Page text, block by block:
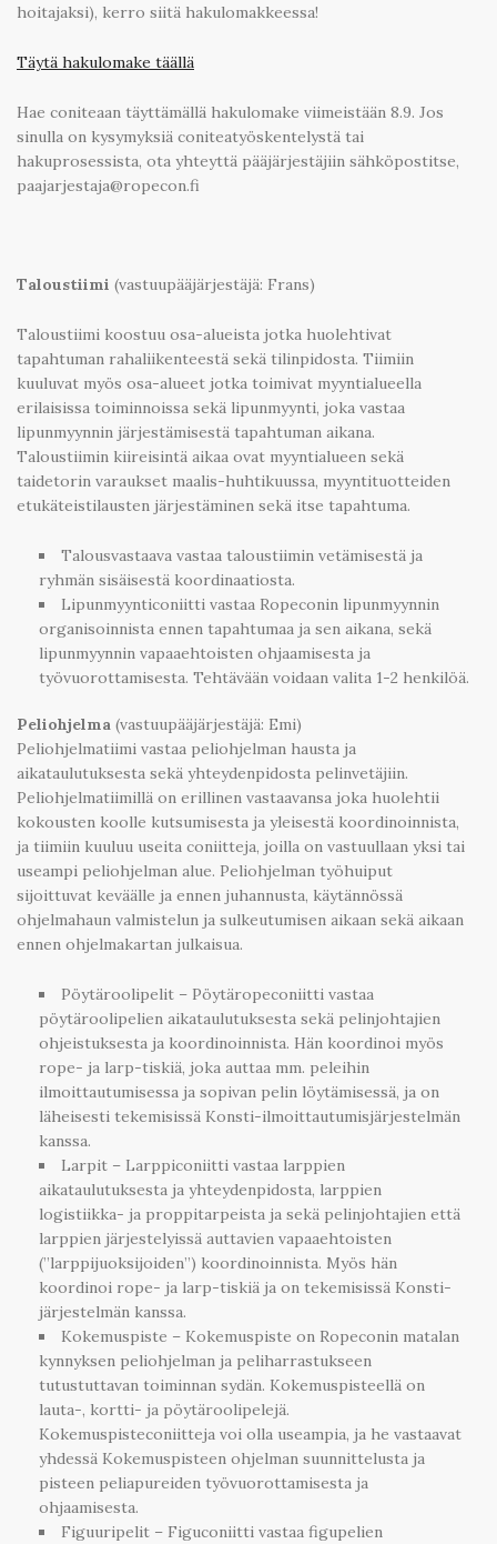
hoitajaksi), kerro siitä hakulomakkeessa!
Täytä hakulomake täällä
Hae coniteaan täyttämällä hakulomake viimeistään 8.9. Jos
sinulla on kysymyksiä coniteatyöskentelystä tai
hakuprosessista, ota yhteyttä pääjärjestäjiin sähköpostitse,
paajarjestaja@ropecon.fi
Taloustiimi (vastuupääjärjestäjä: Frans)
Taloustiimi koostuu osa-alueista jotka huolehtivat
tapahtuman rahaliikenteestä sekä tilinpidosta. Tiimiin
kuuluvat myös osa-alueet jotka toimivat myyntialueella
erilaisissa toiminnoissa sekä lipunmyynti, joka vastaa
lipunmyynnin järjestämisestä tapahtuman aikana.
Taloustiimin kiireisintä aikaa ovat myyntialueen sekä
taidetorin varaukset maalis-huhtikuussa, myyntituotteiden
etukäteistilausten järjestäminen sekä itse tapahtuma.
Talousvastaava vastaa taloustiimin vetämisestä ja
ryhmän sisäisestä koordinaatiosta.
Lipunmyynticoniitti vastaa Ropeconin lipunmyynnin
organisoinnista ennen tapahtumaa ja sen aikana, sekä
lipunmyynnin vapaaehtoisten ohjaamisesta ja
työvuorottamisesta. Tehtävään voidaan valita 1-2 henkilöä.
Peliohjelma (vastuupääjärjestäjä: Emi)
Peliohjelmatiimi vastaa peliohjelman hausta ja
aikataulutuksesta sekä yhteydenpidosta pelinvetäjiin.
Peliohjelmatiimillä on erillinen vastaavansa joka huolehtii
kokousten koolle kutsumisesta ja yleisestä koordinoinnista,
ja tiimiin kuuluu useita coniitteja, joilla on vastuullaan yksi tai
useampi peliohjelman alue. Peliohjelman työhuiput
sijoittuvat keväälle ja ennen juhannusta, käytännössä
ohjelmahaun valmistelun ja sulkeutumisen aikaan sekä aikaan
ennen ohjelmakartan julkaisua.
Pöytäroolipelit – Pöytäropeconiitti vastaa
pöytäroolipelien aikataulutuksesta sekä pelinjohtajien
ohjeistuksesta ja koordinoinnista. Hän koordinoi myös
rope- ja larp-tiskiä, joka auttaa mm. peleihin
ilmoittautumisessa ja sopivan pelin löytämisessä, ja on
läheisesti tekemisissä Konsti-ilmoittautumisjärjestelmän
kanssa.
Larpit – Larppiconiitti vastaa larppien
aikataulutuksesta ja yhteydenpidosta, larppien
logistiikka- ja proppitarpeista ja sekä pelinjohtajien että
larppien järjestelyissä auttavien vapaaehtoisten
(”larppijuoksijoiden”) koordinoinnista. Myös hän
koordinoi rope- ja larp-tiskiä ja on tekemisissä Konsti-
järjestelmän kanssa.
Kokemuspiste – Kokemuspiste on Ropeconin matalan
kynnyksen peliohjelman ja peliharrastukseen
tutustuttavan toiminnan sydän. Kokemuspisteellä on
lauta-, kortti- ja pöytäroolipelejä.
Kokemuspisteconiitteja voi olla useampia, ja he vastaavat
yhdessä Kokemuspisteen ohjelman suunnittelusta ja
pisteen peliapureiden työvuorottamisesta ja
ohjaamisesta.
Figuuripelit – Figuconiitti vastaa figupelien